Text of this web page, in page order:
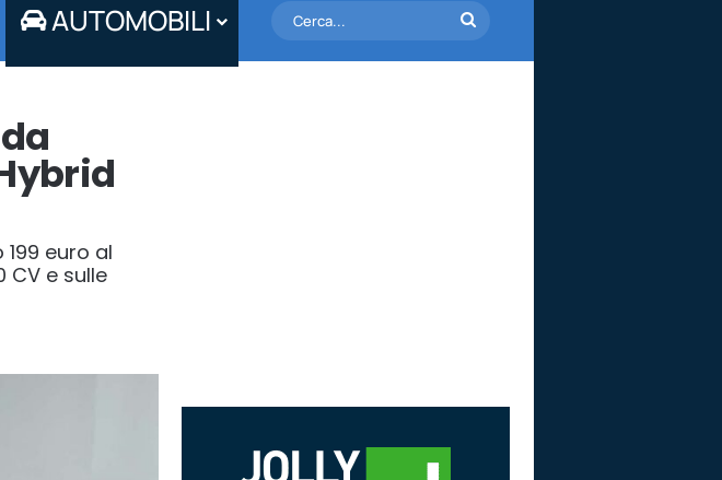
AUTOMOBILI
euro al
CV e sulle